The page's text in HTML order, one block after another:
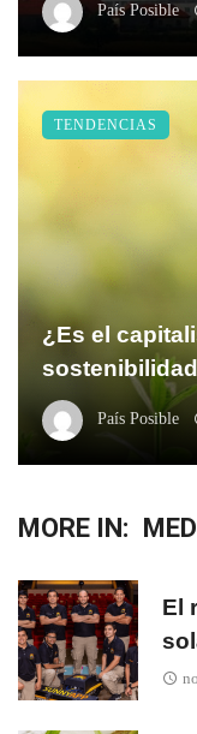
País Posible
¿Es el
País Posible
TENDENCIAS
MORE IN:
El